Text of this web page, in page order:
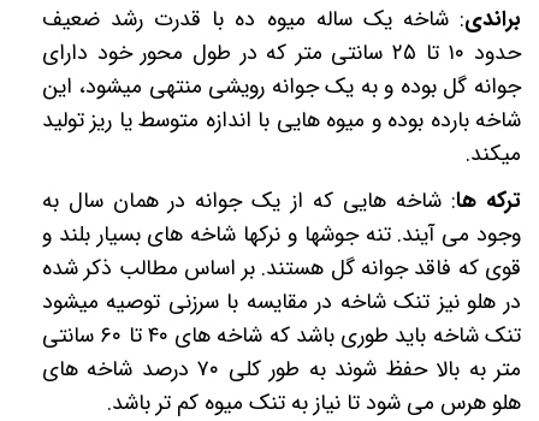
براندی: شاخه یک ساله میوه ده با قدرت رشد ضعیف
حدود ۱۰ تا ۲۵سانتی متر که در طول محور خود دارای
جوانه گل بوده و به یک جوانه رویشی منتهی میشود، این
شاخه بارده بوده و میوه هایی با اندازه متوسط یا ریز تولید
میکند.
ترکه ها: شاخه هایی که از یک جوانه در همان سال به
وجود می آیند. تنه جوشها و نرکها شاخه های بسیار بلند و
قوی که فاقد جوانه گل هستند. بر اساس مطالب ذکر شده
در هلو نیز تنک شاخه در مقایسه با سرزنی توصیه میشود
تنک شاخه باید طوری باشد که شاخه های ۴۰تا ۶۰ سانتی
متر به بالا حفظ شوند به طور کلی ۷۰درصد شاخه های
هلو هرس می شود تا نیاز به تنک میوه کم تر باشد.